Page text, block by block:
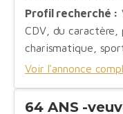
Profil recherché :
CDV, du
charismatique,
Voir l'annonce
64 ANS -